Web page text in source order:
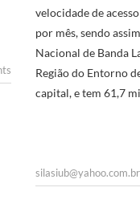
velocidade de
por mês, sendo
Nacional de Banda
Região do Entorno
capital, e tem 61,7
silasiub@yahoo.com.br